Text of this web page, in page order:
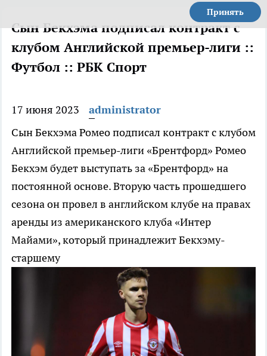
Принять
Сын Бекхэма подписал контракт с
клубом Английской премьер-лиги ::
Футбол :: РБК Спорт
17 июня 2023
administrator
Сын Бекхэма Ромео подписал контракт с клубом
Английской премьер-лиги «Брентфорд» Ромео
Бекхэм будет выступать за «Брентфорд» на
постоянной основе. Вторую часть прошедшего
сезона он провел в английском клубе на правах
аренды из американского клуба «Интер
Майами», который принадлежит Бекхэму-
старшему